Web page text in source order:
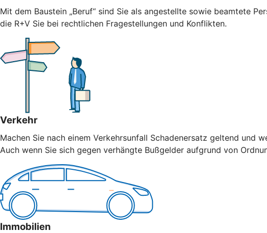
Mit dem Baustein „Beruf“ sind Sie als angestellte sowie beamtete
die R+V Sie bei rechtlichen Fragestellungen und Konflikten.
Verkehr
Machen Sie nach einem Verkehrsunfall Schadenersatz geltend und
Auch wenn Sie sich gegen verhängte Bußgelder aufgrund von
Immobilien